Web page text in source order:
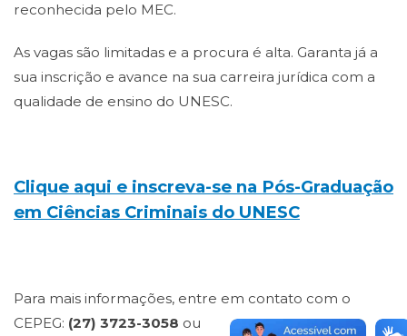
reconhecida pelo MEC.
As vagas são limitadas e a procura é alta. Garanta já a
sua inscrição e avance na sua carreira jurídica com a
qualidade de ensino do UNESC.
Clique aqui e inscreva-se na Pós-Graduação
em Ciências Criminais do UNESC
Para mais informações, entre em contato com o
CEPEG: (27) 3723-3058 ou